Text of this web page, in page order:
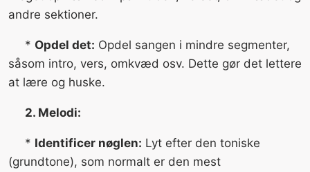
andre sektioner.
* Opdel det: Opdel sangen i mindre segmenter,
såsom intro, vers, omkvæd osv. Dette gør det lettere
at lære og huske.
2. Melodi:
* Identificer nøglen: Lyt efter den toniske
(grundtone), som normalt er den mest